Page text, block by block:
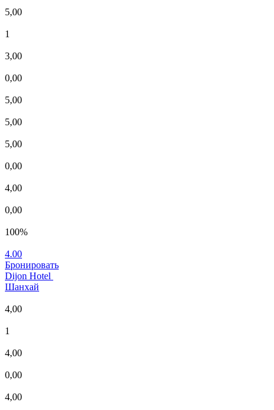
5,00
1
3,00
0,00
5,00
5,00
5,00
0,00
4,00
0,00
100%
4.00
Бронировать
Dijon Hotel
Шанхай
4,00
1
4,00
0,00
4,00